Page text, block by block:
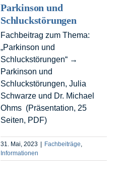
Parkinson und
Schluckstörungen
Fachbeitrag zum Thema:
„Parkinson und
Schluckstörungen“ →
Parkinson und
Schluckstörungen, Julia
Schwarze und Dr. Michael
Ohms (Präsentation, 25
Seiten, PDF)
31. Mai, 2023 | Fachbeiträge
Informationen